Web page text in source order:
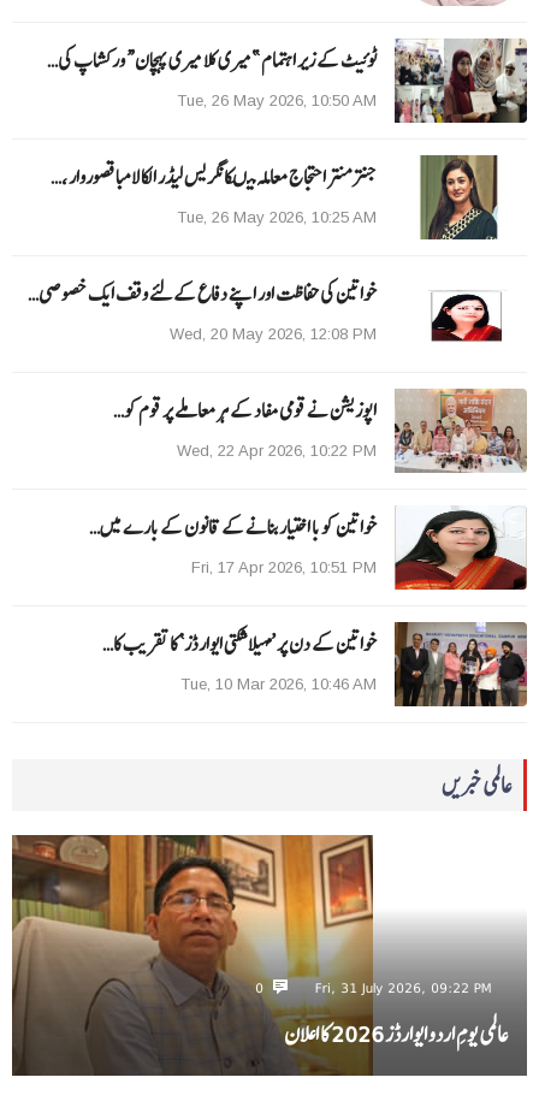
ٹوئیٹ کے زیر اہتمام ”میری کلا میری پہچان“ ورکشاپ کی…
Tue, 26 May 2026, 10:50 AM
جنتر منتر احتجاج معاملہ میںکانگریس لیڈر الکا لامبا قصوروار ،…
Tue, 26 May 2026, 10:25 AM
خواتین کی حفاظت اور اپنے دفاع کےلئے وقف ایک خصوصی…
Wed, 20 May 2026, 12:08 PM
اپوزیشن نے قومی مفاد کے ہر معاملے پر قوم کو…
Wed, 22 Apr 2026, 10:22 PM
خواتین کو با اختیار بنانے کے قانون کے بارے میں…
Fri, 17 Apr 2026, 10:51 PM
خواتین کے دن پر ’مہیلا شکتی ایوارڈز‘ کا تقریب کا…
Tue, 10 Mar 2026, 10:46 AM
عالمی خبریں
Fri, 31 July 2026, 09:22 PM
0
عالمی یومِ اردو ایوارڈز 2026 کا اعلان